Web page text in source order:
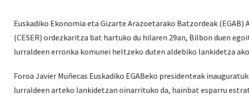
Euskadiko Ekonomia eta Gizarte Arazoetarako Batzordeak
(CESER) ordezkaritza bat hartuko du hilaren 29an, Bilbon duen
lurraldeen erronka komunei heltzeko duten aldebiko lankidetza
Foroa Javier Muñecas Euskadiko EGABeko presidenteak
lurraldeen arteko lankidetzan oinarrituko da, hainbat esparru